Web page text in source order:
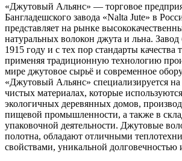
«Джутовый Альянс» — торговое
Бангладешского завода «Nalta Jute» в
представляет на рынке
натуральных волокон джута и льна.
1915 году и с тех пор стандарты качества
применяя традиционную технологию
мире джутовое сырьё и современное
«Джутовый Альянс» специализируется на
чистых материалах, которые
экологичных деревянных домов,
пищевой промышленности, а также в
упаковочной деятельности. Джутовые
полотна, обладают отличными
свойствами, уникальной долговечностью